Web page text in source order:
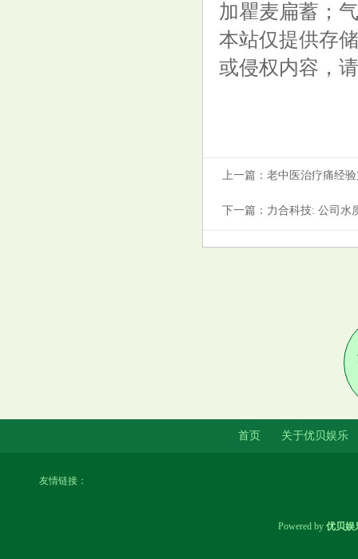
加瞿麦扁蓄；
本站仅提供存
或侵权内容，
上一篇： 老中医治疗痛经
下一篇： 力合科技: 公司水
首页 关于优贝娱乐
友情链接：
Powered by 优贝娱